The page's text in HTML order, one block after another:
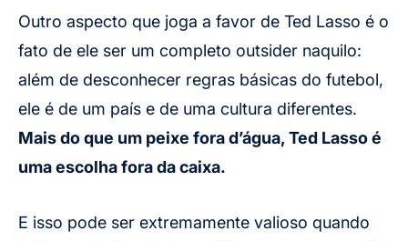
Outro aspecto que joga a favor de Ted Lasso é o
fato de ele ser um completo outsider naquilo:
além de desconhecer regras básicas do futebol,
ele é de um país e de uma cultura diferentes.
Mais do que um peixe fora d’água, Ted Lasso é
uma escolha fora da caixa.
E isso pode ser extremamente valioso quando